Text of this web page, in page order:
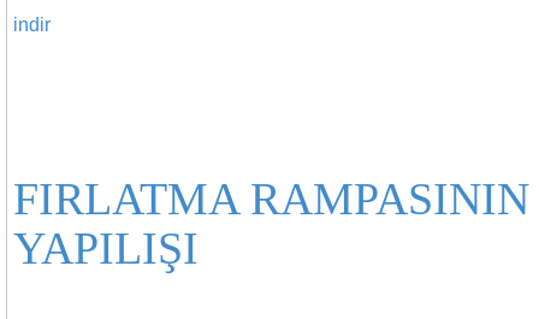
indir
FIRLATMA
YAPILIŞI